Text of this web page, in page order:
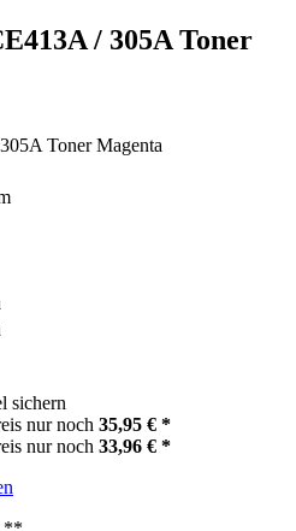
/ 305A Toner
sichern
nur noch 35,95 € *
nur noch 33,96 € *